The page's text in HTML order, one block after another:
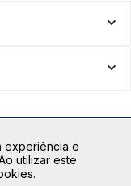
(Tergip)Centro
06453-038
experiência e
utilizar este